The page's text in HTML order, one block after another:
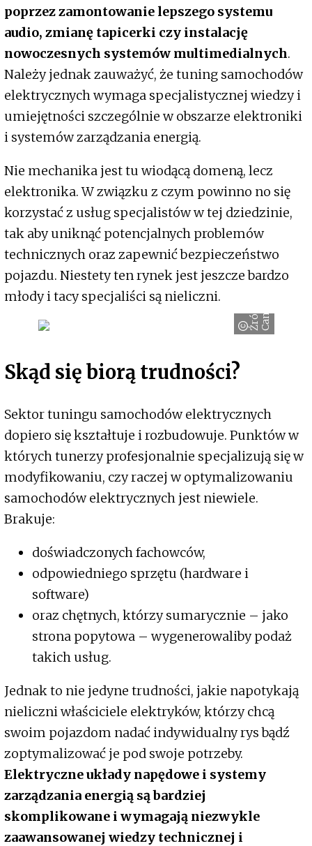
poprzez zamontowanie lepszego systemu
audio, zmianę tapicerki czy instalację
nowoczesnych systemów multimedialnych.
Należy jednak zauważyć, że tuning samochodów
elektrycznych wymaga specjalistycznej wiedzy i
umiejętności szczególnie w obszarze elektroniki
i systemów zarządzania energią.
Nie mechanika jest tu wiodącą domeną, lecz
elektronika. W związku z czym powinno no się
korzystać z usług specjalistów w tej dziedzinie,
tak aby uniknąć potencjalnych problemów
technicznych oraz zapewnić bezpieczeństwo
pojazdu. Niestety ten rynek jest jeszcze bardzo
młody i tacy specjaliści są nieliczni.
Ź
r
ó
d
ł
o
:
C
a
n
va
Skąd się biorą trudności?
Sektor tuningu samochodów elektrycznych
dopiero się kształtuje i rozbudowuje. Punktów w
których tunerzy profesjonalnie specjalizują się w
modyfikowaniu, czy raczej w optymalizowaniu
samochodów elektrycznych jest niewiele.
Brakuje:
doświadczonych fachowców,
odpowiedniego sprzętu (hardware i
software)
oraz chętnych, którzy sumarycznie – jako
strona popytowa – wygenerowaliby podaż
takich usług.
Jednak to nie jedyne trudności, jakie napotykają
nieliczni właściciele elektryków, którzy chcą
swoim pojazdom nadać indywidualny rys bądź
zoptymalizować je pod swoje potrzeby.
Elektryczne układy napędowe i systemy
zarządzania energią są bardziej
skomplikowane i wymagają niezwykle
zaawansowanej wiedzy technicznej i